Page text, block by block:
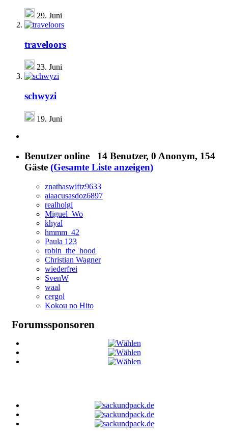
29. Juni
traveloors
23. Juni
schwyzi
19. Juni
Benutzer online 14 Benutzer, 0 Anonym, 154
Gäste (Gesamte Liste anzeigen)
znathaswiftz9633
aiaacusasdoz6897
realholgi
Miguel_Wo
khyal
hmmm_42
Paula 123
robin_the_hood
Christian Wagner
wiederfrei
SvenW
waal
cergol
Kokou no Hito
Forumssponsoren